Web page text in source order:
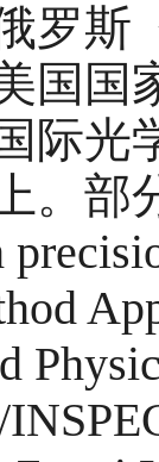
罗斯
国国
际光
。部